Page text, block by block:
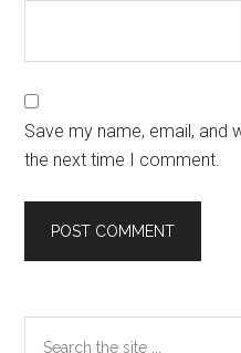
Save my name, email, and
the next time I comment.
Primary